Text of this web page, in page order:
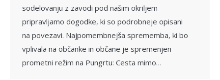
sodelovanju z zavodi pod našim okriljem
pripravljamo dogodke, ki so podrobneje opisani
na povezavi. Najpomembnejša sprememba, ki bo
vplivala na občanke in občane je spremenjen
prometni režim na Pungrtu: Cesta mimo…